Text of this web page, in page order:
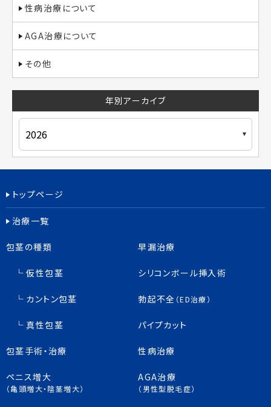
性病治療について
AGA治療について
その他
年別アーカイブ
トップページ
治療一覧
包茎の種類
仮性包茎
カントン包茎
真性包茎
包茎手術・治療
ペニス増大
（亀頭増大・陰茎増大）
早漏治療
シリコンボール挿入術
勃起不全 （ED治療）
パイプカット
性病治療
AGA治療
（男性型脱毛症）